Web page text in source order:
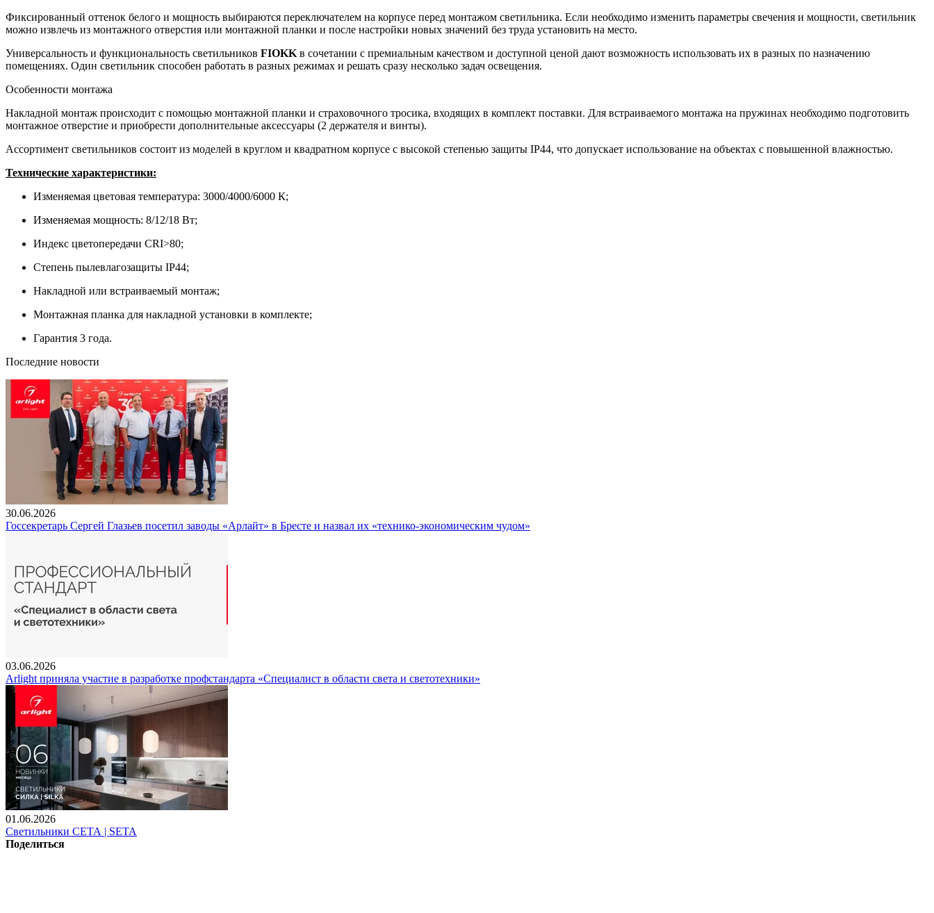
Фиксированный оттенок белого и мощность выбираются переключателем на корпусе перед монтажом светильника. Если необходимо изменить параметры свечения и мощности, светильник
можно извлечь из монтажного отверстия или монтажной планки и после настройки новых значений без труда установить на место.
Универсальность и функциональность светильников FIOKK в сочетании с премиальным качеством и доступной ценой дают возможность использовать их в разных по назначению
помещениях. Один светильник способен работать в разных режимах и решать сразу несколько задач освещения.
Особенности монтажа
Накладной монтаж происходит с помощью монтажной планки и страховочного тросика, входящих в комплект поставки. Для встраиваемого монтажа на пружинах необходимо подготовить
монтажное отверстие и приобрести дополнительные аксессуары (2 держателя и винты).
Ассортимент светильников состоит из моделей в круглом и квадратном корпусе с высокой степенью защиты IP44, что допускает использование на объектах с повышенной влажностью.
Технические характеристики:
Изменяемая цветовая температура: 3000/4000/6000 К;
Изменяемая мощность: 8/12/18 Вт;
Индекс цветопередачи CRI>80;
Степень пылевлагозащиты IP44;
Накладной или встраиваемый монтаж;
Монтажная планка для накладной установки в комплекте;
Гарантия 3 года.
Последние новости
30.06.2026
Госсекретарь Сергей Глазьев посетил заводы «Арлайт» в Бресте и назвал их «технико-экономическим чудом»
03.06.2026
Arlight приняла участие в разработке профстандарта «Специалист в области света и светотехники»
01.06.2026
Светильники СЕТА | SETA
Поделиться